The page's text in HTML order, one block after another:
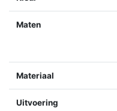
Maten
Materiaal
Uitvoering